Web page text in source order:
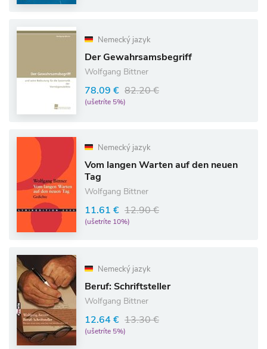
Nemecký jazyk
Der Gewahrsamsbegriff
Wolfgang Bittner
78.09 € 82.20 €
(ušetríte 5%)
Nemecký jazyk
Vom langen Warten auf den neuen
Tag
Wolfgang Bittner
11.61 € 12.90 €
(ušetríte 10%)
Nemecký jazyk
Beruf: Schriftsteller
Wolfgang Bittner
12.64 € 13.30 €
(ušetríte 5%)